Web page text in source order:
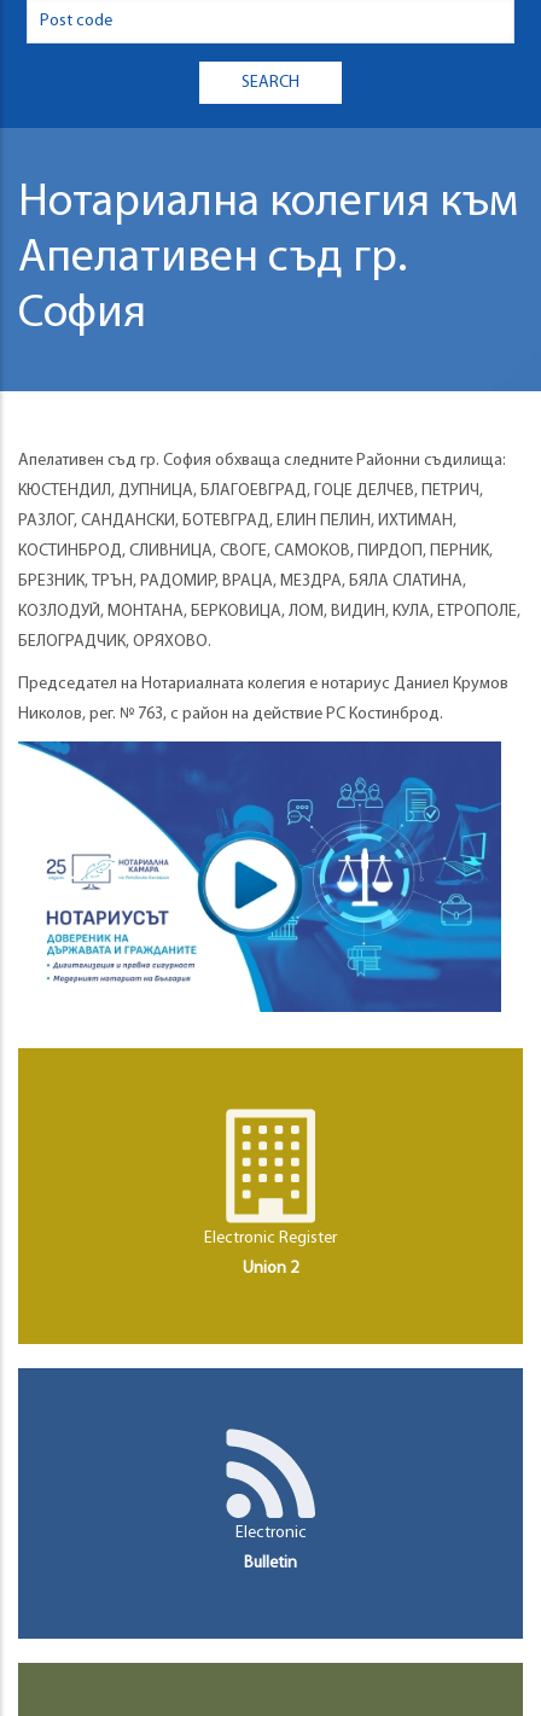
Нотариална колегия към
Апелативен съд гр.
София
Апелативен съд гр. София обхваща следните Районни съдилища:
КЮСТЕНДИЛ, ДУПНИЦА, БЛАГОЕВГРАД, ГОЦЕ ДЕЛЧЕВ, ПЕТРИЧ,
РАЗЛОГ, САНДАНСКИ, БОТЕВГРАД, ЕЛИН ПЕЛИН, ИХТИМАН,
КОСТИНБРОД, СЛИВНИЦА, СВОГЕ, САМОКОВ, ПИРДОП, ПЕРНИК,
БРЕЗНИК, ТРЪН, РАДОМИР, ВРАЦА, МЕЗДРА, БЯЛА СЛАТИНА,
КОЗЛОДУЙ, МОНТАНА, БЕРКОВИЦА, ЛОМ, ВИДИН, КУЛА, ЕТРОПОЛЕ,
БЕЛОГРАДЧИК, ОРЯХОВО.
Председател на Нотариалната колегия е нотариус Даниел Крумов
Николов, рег. № 763, с район на действие РС Костинброд.
Electronic Register
Union 2
Electronic
Bulletin